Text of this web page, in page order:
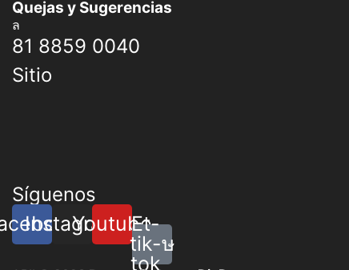
Quejas y Sugerencias
81 8859 0040
Sitio
Síguenos
Instagram
Youtube
Et-
tik-
tok